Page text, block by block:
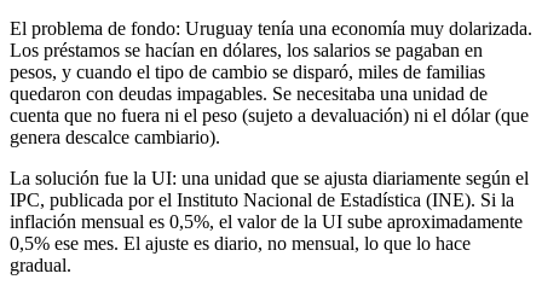
El problema de fondo: Uruguay tenía una economía muy dolarizada.
Los préstamos se hacían en dólares, los salarios se pagaban en
pesos, y cuando el tipo de cambio se disparó, miles de familias
quedaron con deudas impagables. Se necesitaba una unidad de
cuenta que no fuera ni el peso (sujeto a devaluación) ni el dólar (que
genera descalce cambiario).
La solución fue la UI: una unidad que se ajusta diariamente según el
IPC, publicada por el Instituto Nacional de Estadística (INE). Si la
inflación mensual es 0,5%, el valor de la UI sube aproximadamente
0,5% ese mes. El ajuste es diario, no mensual, lo que lo hace
gradual.